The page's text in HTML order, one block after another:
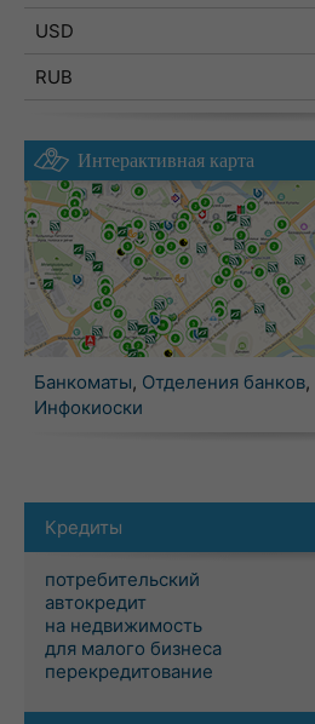
USD
RUB
Интерактивная карта
Банкоматы, Отделения банков,
Инфокиоски
Кредиты
потребительский
автокредит
на недвижимость
для малого бизнеса
перекредитование